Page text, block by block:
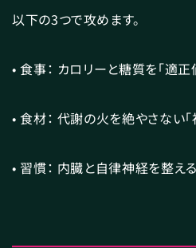
以下の3つで攻めます。
• 食事： カロリーと糖質を「適正
• 食材： 代謝の火を絶やさない
• 習慣： 内臓と自律神経を整える